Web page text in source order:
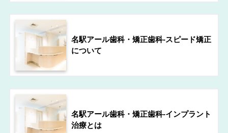
名駅アール歯科・矯正歯科-スピード矯正
について
名駅アール歯科・矯正歯科-インプラント
治療とは